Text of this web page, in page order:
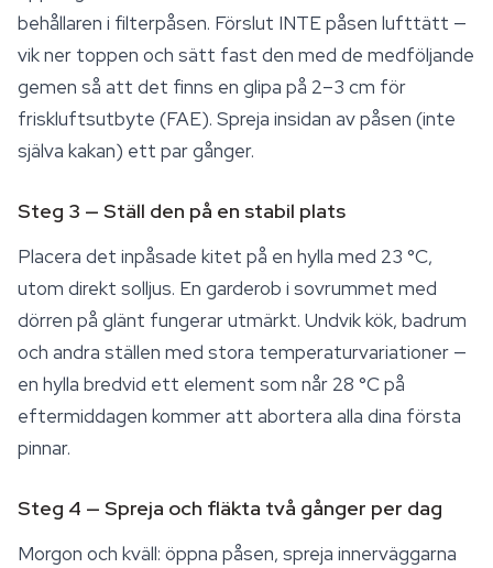
behållaren i filterpåsen. Förslut INTE påsen lufttätt —
vik ner toppen och sätt fast den med de medföljande
gemen så att det finns en glipa på 2–3 cm för
friskluftsutbyte (FAE). Spreja insidan av påsen (inte
själva kakan) ett par gånger.
Steg 3 — Ställ den på en stabil plats
Placera det inpåsade kitet på en hylla med 23 °C,
utom direkt solljus. En garderob i sovrummet med
dörren på glänt fungerar utmärkt. Undvik kök, badrum
och andra ställen med stora temperaturvariationer —
en hylla bredvid ett element som når 28 °C på
eftermiddagen kommer att abortera alla dina första
pinnar.
Steg 4 — Spreja och fläkta två gånger per dag
Morgon och kväll: öppna påsen, spreja innerväggarna